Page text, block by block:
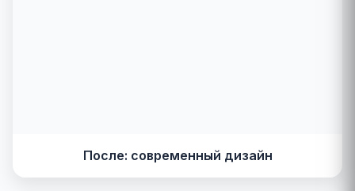
После: современный дизайн